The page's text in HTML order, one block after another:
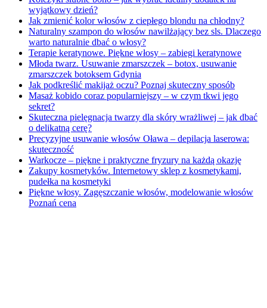
wyjątkowy dzień?
Jak zmienić kolor włosów z ciepłego blondu na chłodny?
Naturalny szampon do włosów nawilżający bez sls. Dlaczego
warto naturalnie dbać o włosy?
Terapie keratynowe. Piękne włosy – zabiegi keratynowe
Młoda twarz. Usuwanie zmarszczek – botox, usuwanie
zmarszczek botoksem Gdynia
Jak podkreślić makijaż oczu? Poznaj skuteczny sposób
Masaż kobido coraz popularniejszy – w czym tkwi jego
sekret?
Skuteczna pielęgnacja twarzy dla skóry wrażliwej – jak dbać
o delikatną cerę?
Precyzyjne usuwanie włosów Oława – depilacja laserowa:
skuteczność
Warkocze – piękne i praktyczne fryzury na każdą okazję
Zakupy kosmetyków. Internetowy sklep z kosmetykami,
pudełka na kosmetyki
Piękne włosy. Zagęszczanie włosów, modelowanie włosów
Poznań cena